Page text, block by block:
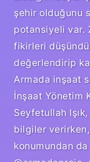
şehir olduğunu
potansiyeli var.
fikirleri
değerlendirip
Armada inşaat
İnşaat Yönetim
Seyfetullah
bilgiler
konumundan